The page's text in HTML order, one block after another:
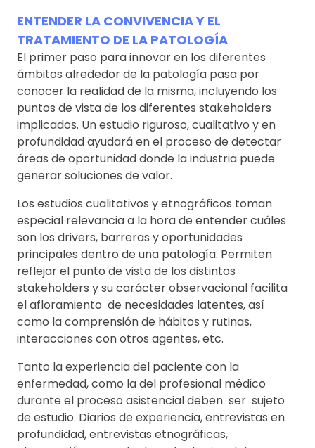
ENTENDER LA CONVIVENCIA Y EL
TRATAMIENTO DE LA PATOLOGÍA
El primer paso para innovar en los diferentes
ámbitos alrededor de la patología pasa por
conocer la realidad de la misma, incluyendo los
puntos de vista de los diferentes stakeholders
implicados. Un estudio riguroso, cualitativo y en
profundidad ayudará en el proceso de detectar
áreas de oportunidad donde la industria puede
generar soluciones de valor.
Los estudios cualitativos y etnográficos toman
especial relevancia a la hora de entender cuáles
son los drivers, barreras y oportunidades
principales dentro de una patología. Permiten
reflejar el punto de vista de los distintos
stakeholders y su carácter observacional facilita
el afloramiento de necesidades latentes, así
como la comprensión de hábitos y rutinas,
interacciones con otros agentes, etc.
Tanto la experiencia del paciente con la
enfermedad, como la del profesional médico
durante el proceso asistencial deben ser sujeto
de estudio. Diarios de experiencia, entrevistas en
profundidad, entrevistas etnográficas,